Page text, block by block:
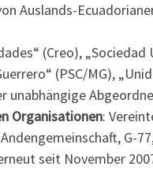
Auslands-
(Creo),
(PSC/MG),
unabhängige
Organisationen:
G-
seit November